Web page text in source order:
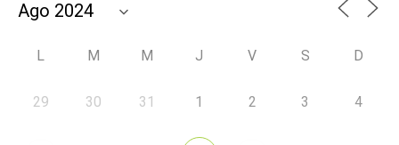
L M M J V S D
29 30 31 1 2 3 4